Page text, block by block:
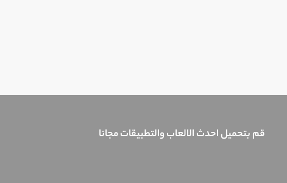
قم بتحميل احدث الالعاب والتطبيقات مجانا